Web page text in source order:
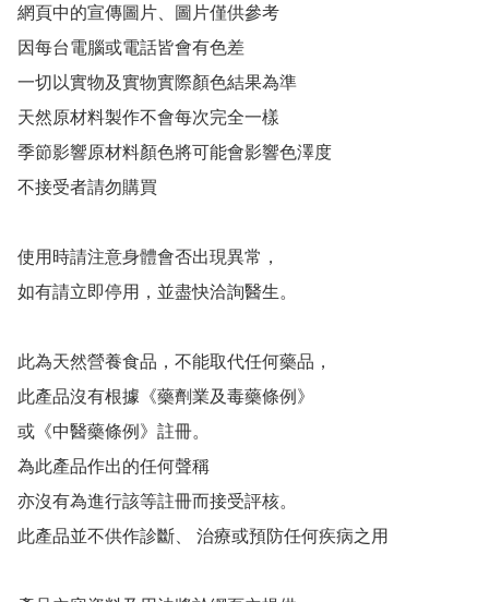
網頁中的宣傳圖片、圖片僅供參考
因每台電腦或電話皆會有色差
一切以實物及實物實際顏色結果為準
天然原材料製作不會每次完全一樣
季節影響原材料顏色將可能會影響色澤度
不接受者請勿購買
使用時請注意身體會否出現異常，
如有請立即停用，並盡快洽詢醫生。
此為天然營養食品，不能取代任何藥品，
此產品沒有根據《藥劑業及毒藥條例》
或《中醫藥條例》註冊。
為此產品作出的任何聲稱
亦沒有為進行該等註冊而接受評核。
此產品並不供作診斷、 治療或預防任何疾病之用